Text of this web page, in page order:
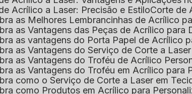
de Acrílico a Laser: Precisão e Estilo
Corte
as Melhores Lembrancinhas de Acrílico
as Vantagens das Peças de Acrílico para
as vantagens do Porta Papel de Acrílico
as Vantagens do Serviço de Corte a
as Vantagens do Troféu de Acrílico
as Vantagens do Troféu em Acrílico para
como o Serviço de Corte a Laser em
como Produtos em Acrílico para